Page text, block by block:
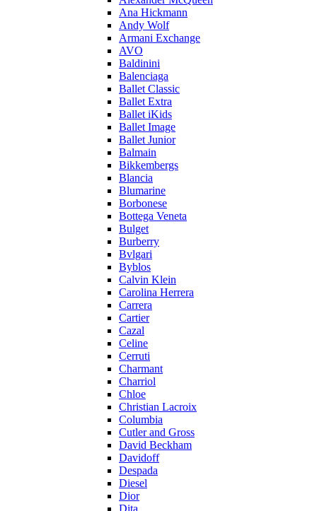
Ana Hickmann
Andy Wolf
Armani Exchange
AVO
Baldinini
Balenciaga
Ballet Classic
Ballet Extra
Ballet iKids
Ballet Image
Ballet Junior
Balmain
Bikkembergs
Blancia
Blumarine
Borbonese
Bottega Veneta
Bulget
Burberry
Bvlgari
Byblos
Calvin Klein
Carolina Herrera
Carrera
Cartier
Cazal
Celine
Cerruti
Charmant
Charriol
Chloe
Christian Lacroix
Columbia
Cutler and Gross
David Beckham
Davidoff
Despada
Diesel
Dior
Dita